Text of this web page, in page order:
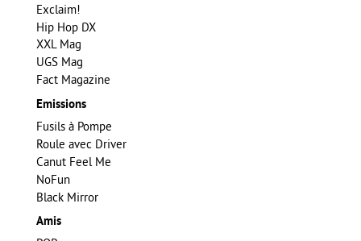
Exclaim!
Hip Hop DX
XXL Mag
UGS Mag
Fact Magazine
Emissions
Fusils à Pompe
Roule avec Driver
Canut Feel Me
NoFun
Black Mirror
Amis